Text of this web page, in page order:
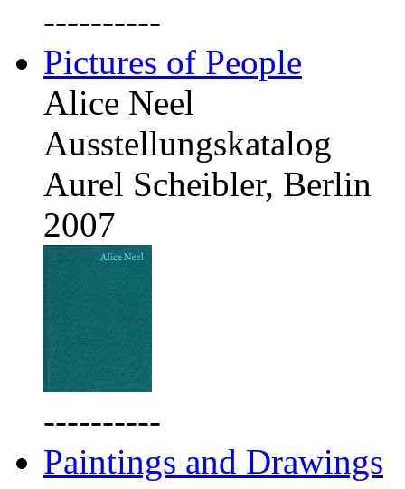
----------
Pictures of People
Alice Neel
Ausstellungskatalog
Aurel Scheibler, Berlin
2007
----------
Paintings and Drawings